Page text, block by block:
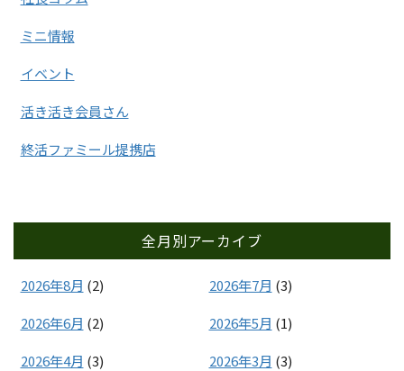
ミニ情報
イベント
活き活き会員さん
終活ファミール提携店
全月別アーカイブ
2026年8月 (2) 2026年7月 (3)
2026年6月 (2) 2026年5月 (1)
2026年4月 (3) 2026年3月 (3)